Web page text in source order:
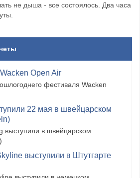
не дыша - все состоялось. Два часа
Open Air
фестиваля Wacken
22 мая в швейцарском
выступили в швейцарском
выступили в Штутгарте